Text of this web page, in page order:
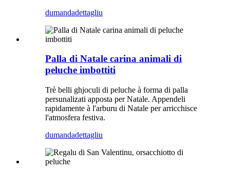
dumandadettagliu
Palla di Natale carina animali di
peluche imbottiti
Trè belli ghjoculi di peluche à forma di palla
persunalizati apposta per Natale. Appendeli
rapidamente à l'arburu di Natale per arricchisce
l'atmosfera festiva.
dumandadettagliu